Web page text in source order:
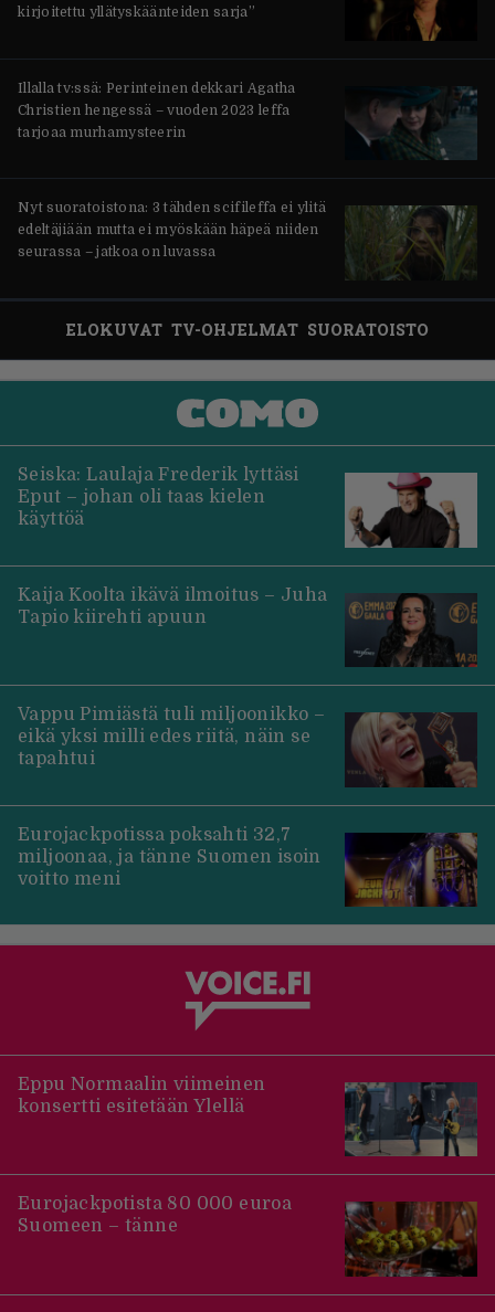
kirjoitettu yllätyskäänteiden sarja”
Illalla tv:ssä: Perinteinen dekkari Agatha
Christien hengessä – vuoden 2023 leffa
tarjoaa murhamysteerin
Nyt suoratoistona: 3 tähden scifileffa ei ylitä
edeltäjiään mutta ei myöskään häpeä niiden
seurassa – jatkoa on luvassa
ELOKUVAT TV-OHJELMAT SUORATOISTO
Seiska: Laulaja Frederik lyttäsi
Eput – johan oli taas kielen
käyttöä
Kaija Koolta ikävä ilmoitus – Juha
Tapio kiirehti apuun
Vappu Pimiästä tuli miljoonikko –
eikä yksi milli edes riitä, näin se
tapahtui
Eurojackpotissa poksahti 32,7
miljoonaa, ja tänne Suomen isoin
voitto meni
Eppu Normaalin viimeinen
konsertti esitetään Ylellä
Eurojackpotista 80 000 euroa
Suomeen – tänne